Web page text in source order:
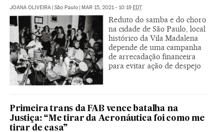
JOANA OLIVEIRA | São Paulo | MAR 15, 2021 - 10:19 EDT
Reduto do samba e do choro
na cidade de São Paulo, local
histórico da Vila Madalena
depende de uma campanha
de arrecadação financeira
para evitar ação de despejo
Primeira trans da FAB vence batalha na
Justiça: “Me tirar da Aeronáutica foi como me
tirar de casa”